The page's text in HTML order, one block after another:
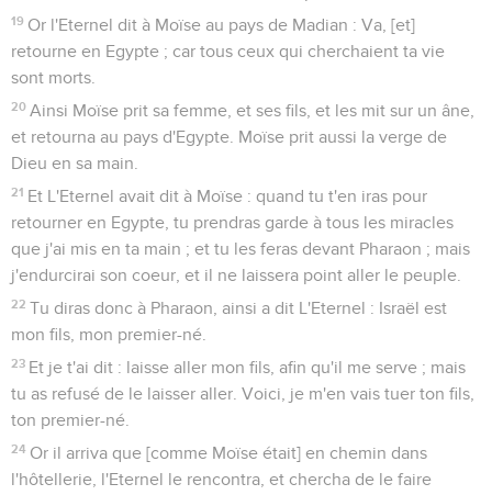
19 Or l'Eternel dit à Moïse au pays de Madian : Va, [et]
retourne en Egypte ; car tous ceux qui cherchaient ta vie
sont morts.
20 Ainsi Moïse prit sa femme, et ses fils, et les mit sur un âne,
et retourna au pays d'Egypte. Moïse prit aussi la verge de
Dieu en sa main.
21 Et L'Eternel avait dit à Moïse : quand tu t'en iras pour
retourner en Egypte, tu prendras garde à tous les miracles
que j'ai mis en ta main ; et tu les feras devant Pharaon ; mais
j'endurcirai son coeur, et il ne laissera point aller le peuple.
22 Tu diras donc à Pharaon, ainsi a dit L'Eternel : Israël est
mon fils, mon premier-né.
23 Et je t'ai dit : laisse aller mon fils, afin qu'il me serve ; mais
tu as refusé de le laisser aller. Voici, je m'en vais tuer ton fils,
ton premier-né.
24 Or il arriva que [comme Moïse était] en chemin dans
l'hôtellerie, l'Eternel le rencontra, et chercha de le faire